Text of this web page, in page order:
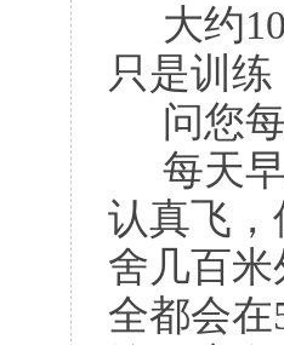
大约
只是训
问您
每天
认真飞
舍几百
全都会